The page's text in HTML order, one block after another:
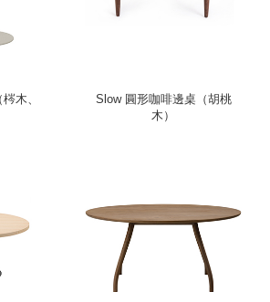
木、
Slow 圓形咖啡邊桌（胡桃
木）